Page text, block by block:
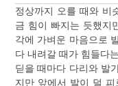
정상까지 오를 때와 비
금 힘이 빠지는 듯했지
각에 가벼운 마음으로
다 내려갈 때가 힘들다
딛을 때마다 다리와 발
지만 앞에서 발이 덜